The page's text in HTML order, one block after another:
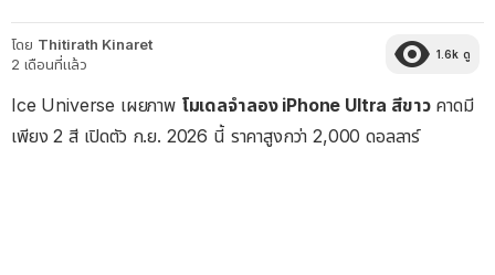
โดย Thitirath Kinaret
2 เดือนที่แล้ว
1.6k ดู
Ice Universe เผยภาพ โมเดลจำลอง iPhone Ultra สีขาวคาดมี
เพียง 2 สี เปิดตัว ก.ย. 2026 นี้ ราคาสูงกว่า 2,000 ดอลลาร์